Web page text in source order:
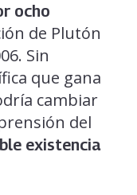
ocho
de Plutón
Sin
que gana
cambiar
del
existencia